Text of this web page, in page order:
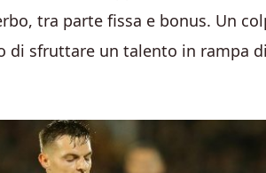
tra parte fissa e bonus. Un
di sfruttare un talento in rampa